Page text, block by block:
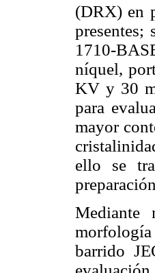
(DRX) en
1710-
níquel,
KV y 30
para
mayor
ello se
Mediante
barrido